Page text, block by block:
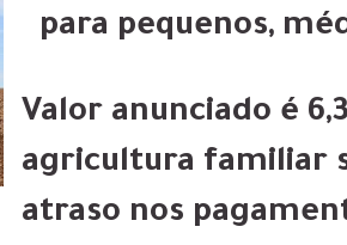
para pequenos,
Valor anunciado é
agricultura familiar
atraso nos